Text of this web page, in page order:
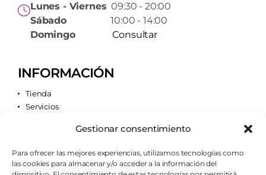
Gestionar consentimiento
Para ofrecer las mejores experiencias, utilizamos tecnologías como
las cookies para almacenar y/o acceder a la información del
Lunes - Viernes 09:30 - 20:00
Sábado10:00 - 14:00
Domingo
Consultar
INFORMACIÓN
Tienda
Servicios
Quiénes somos
AVISOS LEGALES